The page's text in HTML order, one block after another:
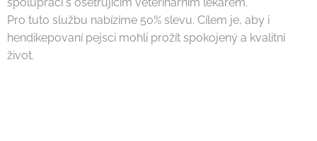
Pro tuto službu nabízíme 50% slevu. Cílem je, aby i
hendikepovaní pejsci mohli prožít spokojený a kvalitní
život.